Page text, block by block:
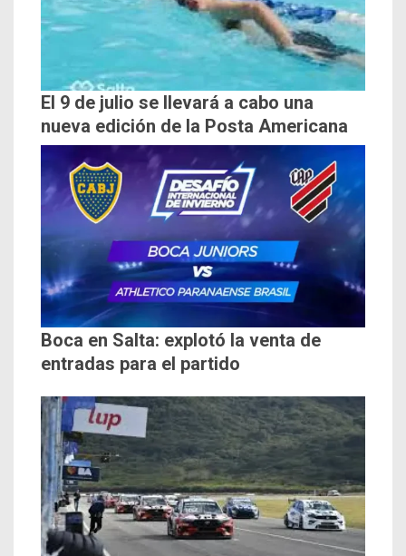
El 9 de julio se llevará a cabo una
nueva edición de la Posta Americana
Boca en Salta: explotó la venta de
entradas para el partido